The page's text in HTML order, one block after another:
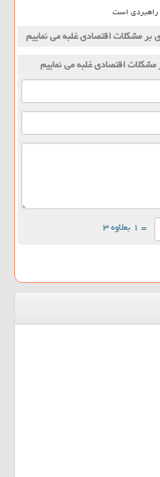
راهبردی است
مشكلات اقتصادی غلبه می نماییم
اقتصادی غلبه می نماییم
= ۱ بعلاوه ۳